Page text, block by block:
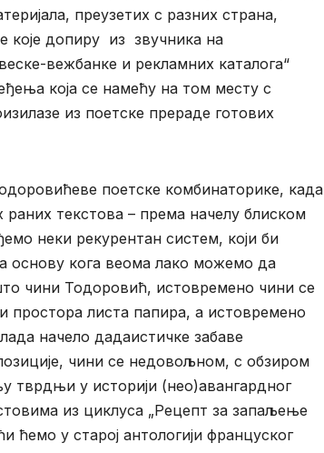
преузетих с разних страна,
које допиру из звучника на
вежбанке и рекламних каталога“
која се намећу на том месту с
из поетске прераде готових
поетске комбинаторике, када
текстова – према начелу блиском
неки рекурентан систем, који би
основу кога веома лако можемо да
чини Тодоровић, истовремено чини се
простора листа папира, а истовремено
начело дадаистичке забаве
чини се недовољном, с обзиром
тврдњи у историји (нео)авангардног
из циклуса „Рецепт за запаљење
ћемо у старој антологији француског